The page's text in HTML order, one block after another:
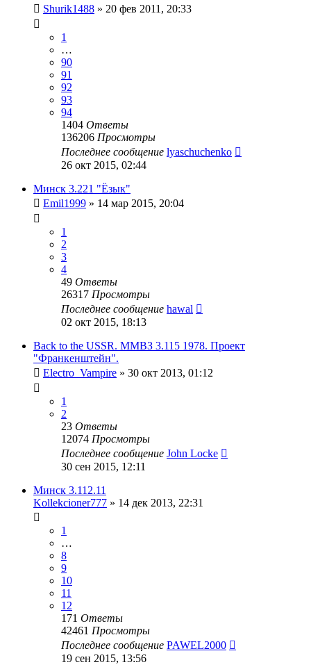
Shurik1488 » 20 фев 2011, 20:33
1
…
90
91
92
93
94
1404 Ответы
136206 Просмотры
Последнее сообщение lyaschuchenko
26 окт 2015, 02:44
Минск 3.221 "Ёзык"
Emil1999 » 14 мар 2015, 20:04
1
2
3
4
49 Ответы
26317 Просмотры
Последнее сообщение hawal
02 окт 2015, 18:13
Back to the USSR. ММВЗ 3.115 1978. Проект
"Франкенштейн".
Electro_Vampire » 30 окт 2013, 01:12
1
2
23 Ответы
12074 Просмотры
Последнее сообщение John Locke
30 сен 2015, 12:11
Минск 3.112.11
Kollekcioner777 » 14 дек 2013, 22:31
1
…
8
9
10
11
12
171 Ответы
42461 Просмотры
Последнее сообщение PAWEL2000
19 сен 2015, 13:56